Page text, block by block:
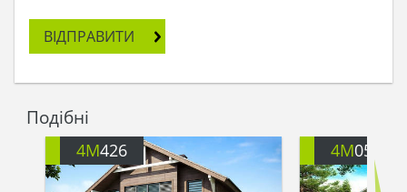
ВІДПРАВИТИ
Подібні
4M426 4M051